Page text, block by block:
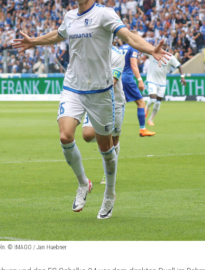
© IMAGO / Jan Huebner